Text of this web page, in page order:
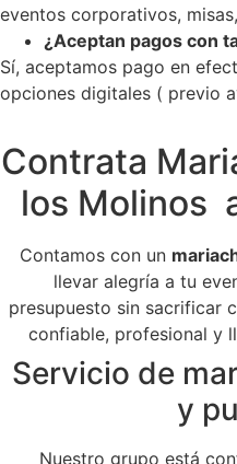
eventos corporativos,
¿Aceptan pagos con
Sí, aceptamos pago en
opciones digitales ( previo
Contrata
los Molinos
Contamos con un
llevar alegría a tu
presupuesto sin sacrificar
confiable, profesional y
Servicio de
y
Nuestro grupo está